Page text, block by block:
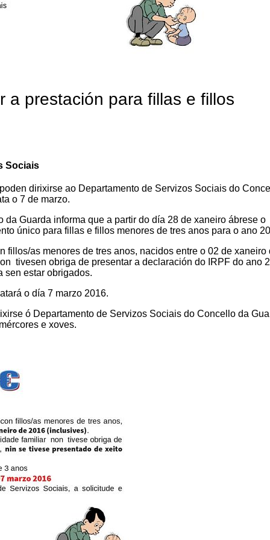
a prestación para fillas e fillos
Sociais
dirixirse ao Departamento de Servizos Sociais do
o 7 de marzo.
Guarda informa que a partir do día 28 de xaneiro ábrese
único para fillas e fillos menores de tres anos para o ano
fillos/as menores de tres anos, nacidos entre o 02 de xaneiro
tivesen obriga de presentar a declaración do IRPF do ano
sen estar obrigados.
o día 7 marzo 2016.
ó Departamento de Servizos Sociais do Concello da
e xoves.